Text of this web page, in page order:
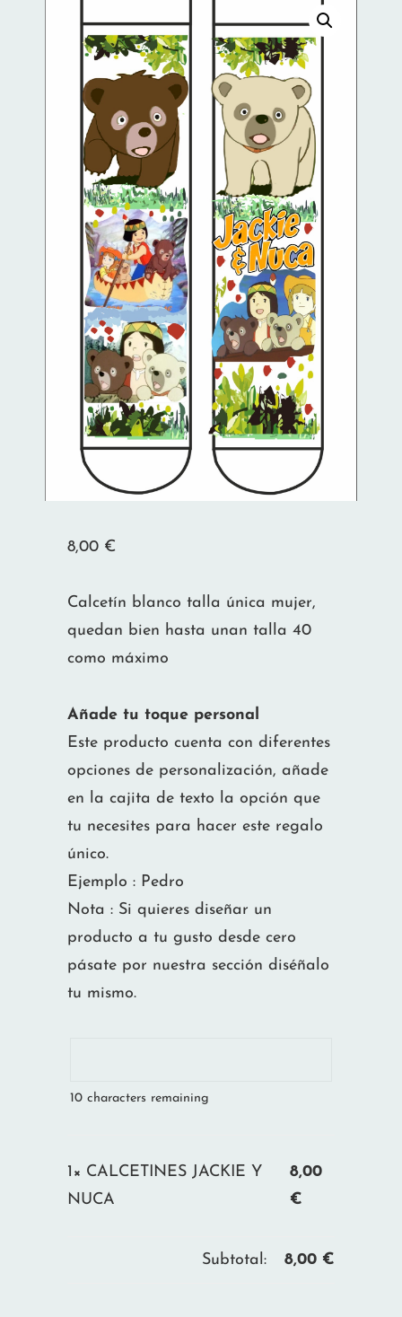
8,00 €
Calcetín blanco talla única mujer,
quedan bien hasta unan talla 40
como máximo
Añade tu toque personal
Este producto cuenta con diferentes
opciones de personalización, añade
en la cajita de texto la opción que
tu necesites para hacer este regalo
único.
Ejemplo : Pedro
Nota : Si quieres diseñar un
producto a tu gusto desde cero
pásate por nuestra sección diséñalo
tu mismo.
10 characters remaining
1× CALCETINES JACKIE Y
NUCA
8,00
€
Subtotal: 8,00 €